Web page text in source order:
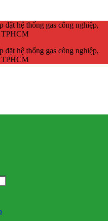
đặt hệ thống gas công nghiệp,
TPHCM
đặt hệ thống gas công nghiệp,
TPHCM